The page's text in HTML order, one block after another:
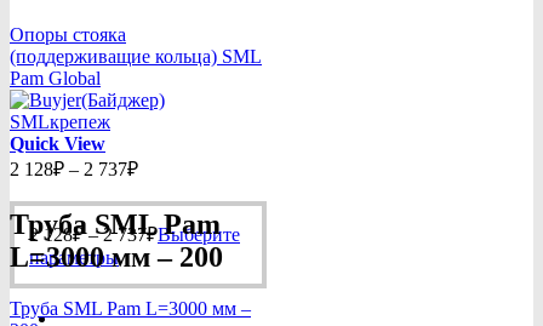
Опоры стояка
(поддерживащие кольца) SML
Pam Global
Quick View
2 128₽ – 2 737₽Диапазон
2
128₽
–
737₽
2 128₽ – 2 737₽Диапазон
цен:
128₽
–
Выберите
параметрыЭтот
имеет
несколько
Труба SML Pam
L=3000 мм – 200
Труба SML Pam L=3000 мм –